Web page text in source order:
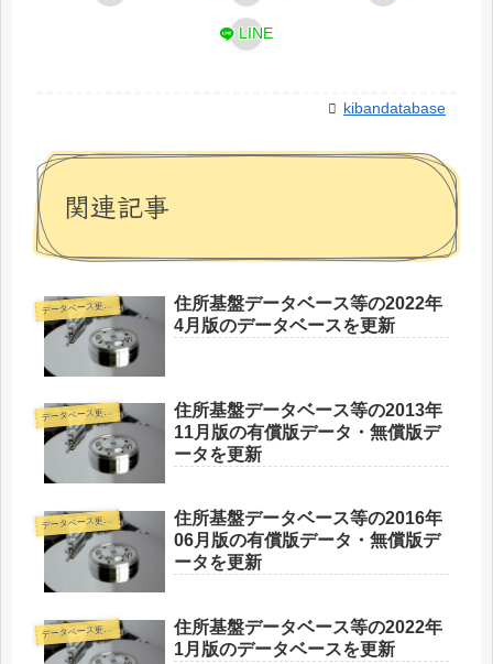
LINE
kibandatabase
関連記事
デ
ータベース更新情報
住所基盤データベース等の2022年
4月版のデータベースを更新
デ
ータベース更新情報
住所基盤データベース等の2013年
11月版の有償版データ・無償版デ
ータを更新
デ
ータベース更新情報
住所基盤データベース等の2016年
06月版の有償版データ・無償版デ
ータを更新
デ
ータベース更新情報
住所基盤データベース等の2022年
1月版のデータベースを更新